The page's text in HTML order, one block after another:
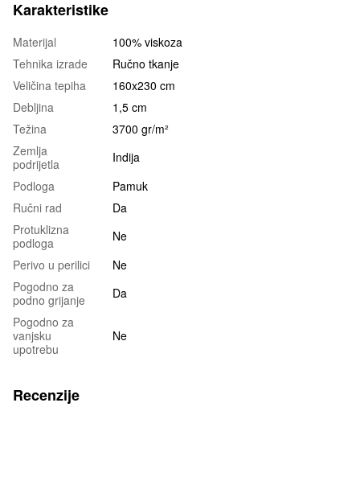
Karakteristike
Materijal
100% viskoza
Tehnika izrade
Ručno tkanje
Veličina tepiha
160x230 cm
Debljina
1,5 cm
Težina
3700 gr/m²
Zemlja
podrijetla
Indija
Podloga
Pamuk
Ručni rad
Da
Protuklizna
podloga
Ne
Perivo u perilici
Ne
Pogodno za
podno grijanje
Da
Pogodno za
vanjsku
upotrebu
Ne
Recenzije